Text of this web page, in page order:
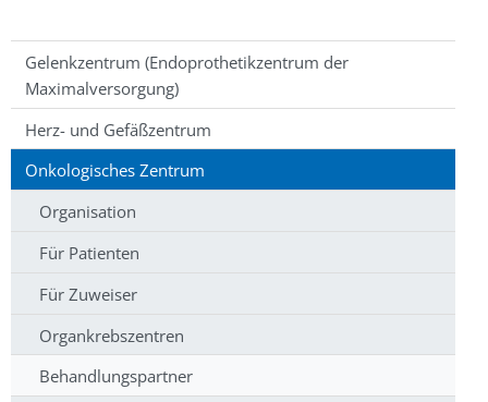
Gelenkzentrum (Endoprothetikzentrum der
Maximalversorgung)
Herz- und Gefäßzentrum
Onkologisches Zentrum
Organisation
Für Patienten
Für Zuweiser
Organkrebszentren
Behandlungspartner